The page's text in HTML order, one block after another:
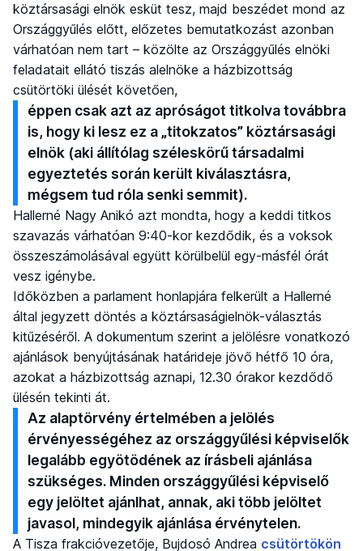
köztársasági elnök esküt tesz, majd beszédet mond az
Országgyűlés előtt, előzetes bemutatkozást azonban
várhatóan nem tart – közölte az Országgyűlés elnöki
feladatait ellátó tiszás alelnöke a házbizottság
csütörtöki ülését követően,
éppen csak azt az apróságot titkolva továbbra
is, hogy ki lesz ez a „titokzatos” köztársasági
elnök (aki állítólag széleskörű társadalmi
egyeztetés során került kiválasztásra,
mégsem tud róla senki semmit).
Hallerné Nagy Anikó azt mondta, hogy a keddi titkos
szavazás várhatóan 9:40-kor kezdődik, és a voksok
összeszámolásával együtt körülbelül egy-másfél órát
vesz igénybe.
Időközben a parlament honlapjára felkerült a Hallerné
által jegyzett döntés a köztársaságielnök-választás
kitűzéséről. A dokumentum szerint a jelölésre vonatkozó
ajánlások benyújtásának határideje jövő hétfő 10 óra,
azokat a házbizottság aznapi, 12.30 órakor kezdődő
ülésén tekinti át.
Az alaptörvény értelmében a jelölés
érvényességéhez az országgyűlési képviselők
legalább egyötödének az írásbeli ajánlása
szükséges. Minden országgyűlési képviselő
egy jelöltet ajánlhat, annak, aki több jelöltet
javasol, mindegyik ajánlása érvénytelen.
A Tisza frakcióvezetője, Bujdosó Andrea csütörtökön